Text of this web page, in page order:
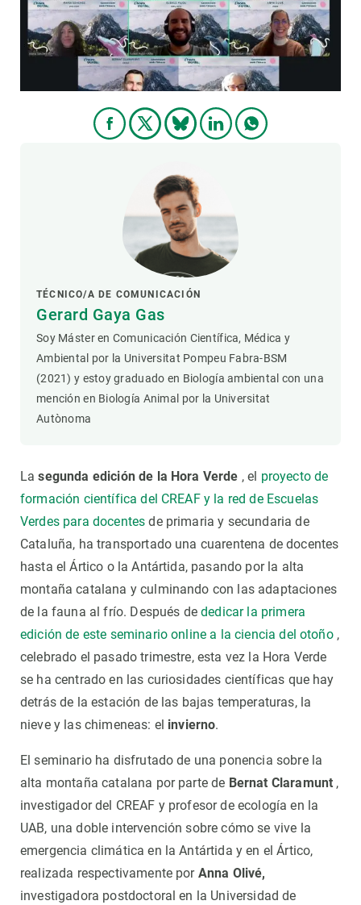
TÉCNICO/A DE COMUNICACIÓN
Gerard Gaya Gas
Soy Máster en Comunicación Científica, Médica y
Ambiental por la Universitat Pompeu Fabra-BSM
(2021) y estoy graduado en Biología ambiental con una
mención en Biología Animal por la Universitat
Autònoma
Lasegunda edición de la Hora Verde , el proyecto de
formación científica del CREAF y la red de Escuelas
Verdes para docentes de primaria y secundaria de
Cataluña, ha transportado una cuarentena de docentes
hasta el Ártico o la Antártida, pasando por la alta
montaña catalana y culminando con las adaptaciones
de la fauna al frío. Después dededicar la primera
edición de este seminario online a la ciencia del otoño,
celebrado el pasado trimestre, esta vez la Hora Verde
se ha centrado en las curiosidades científicas que hay
detrás de la estación de las bajas temperaturas, la
nieve y las chimeneas: el invierno.
El seminario ha disfrutado de una ponencia sobre la
alta montaña catalana por parte de Bernat Claramunt ,
investigador del CREAF y profesor de ecología en la
UAB, una doble intervención sobre cómo se vive la
emergencia climática en la Antártida y en el Ártico,
realizada respectivamente por Anna Olivé,
investigadora postdoctoral en la Universidad de